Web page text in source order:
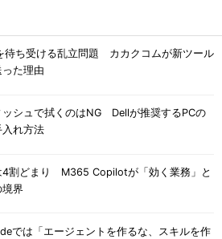
待ち受ける乱立問題 カカクコムが新ツール
た理由
ッシュで拭くのはNG Dellが推奨するPCの
れ方法
4割どまり M365 Copilotが「効く業務」と
界
では「エージェントを作るな、スキルを作